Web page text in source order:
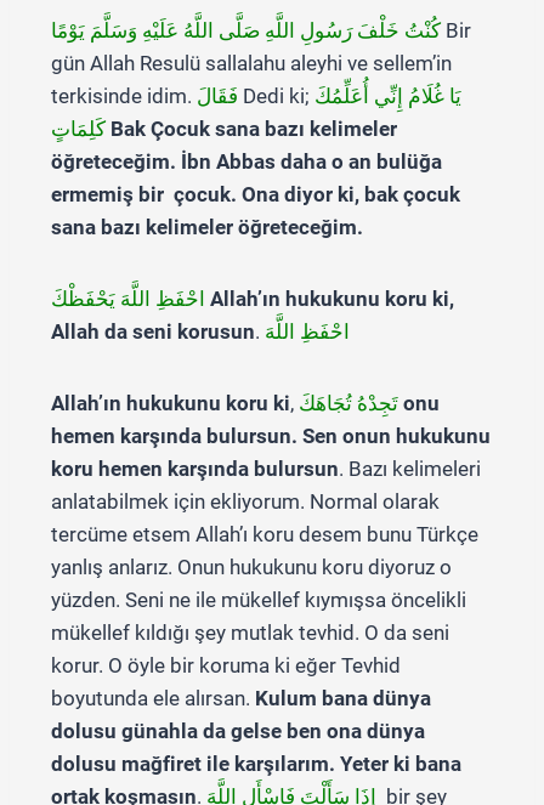
كُنْتُ خَلْفَ رَسُولِ اللَّهِ صَلَّى اللَّهُ عَلَيْهِ وَسَلَّمَ يَوْمًا Bir
gün Allah Resulü sallalahu aleyhi ve sellem’in
terkisinde idim. فَقَالَ Dedi ki; يَا غُلَامُ إِنِّي أُعَلِّمُكَ
كَلِمَاتٍ Bak Çocuk sana bazı kelimeler
öğreteceğim. İbn Abbas daha o an bulüğa
ermemiş bir çocuk. Ona diyor ki, bak çocuk
sana bazı kelimeler öğreteceğim.
احْفَظِ اللَّهَ يَحْفَظْكَ Allah’ın hukukunu koru ki,
Allah da seni korusun. احْفَظِ اللَّهَ
Allah’ın hukukunu koru ki, تَجِدْهُ تُجَاهَكَ onu
hemen karşında bulursun. Sen onun hukukunu
koru hemen karşında bulursun. Bazı kelimeleri
anlatabilmek için ekliyorum. Normal olarak
tercüme etsem Allah’ı koru desem bunu Türkçe
yanlış anlarız. Onun hukukunu koru diyoruz o
yüzden. Seni ne ile mükellef kıymışsa öncelikli
mükellef kıldığı şey mutlak tevhid. O da seni
korur. O öyle bir koruma ki eğer Tevhid
boyutunda ele alırsan. Kulum bana dünya
dolusu günahla da gelse ben ona dünya
dolusu mağfiret ile karşılarım. Yeter ki bana
ortak koşmasın. bir şey